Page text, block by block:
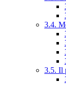
3.4.
3.5. Il